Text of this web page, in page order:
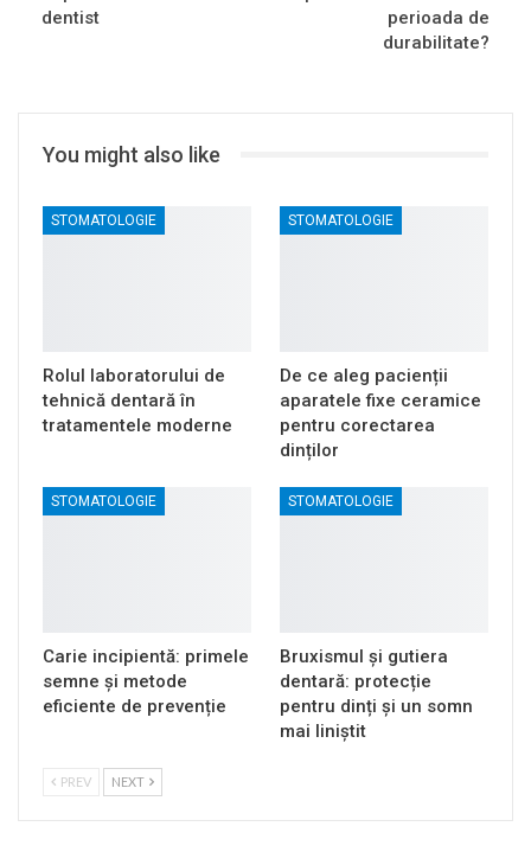
dentist
perioada de
durabilitate?
You might also like
STOMATOLOGIE
Rolul laboratorului de
tehnică dentară în
tratamentele moderne
STOMATOLOGIE
De ce aleg pacienții
aparatele fixe ceramice
pentru corectarea
dinților
STOMATOLOGIE
Carie incipientă: primele
semne și metode
eficiente de prevenție
STOMATOLOGIE
Bruxismul și gutiera
dentară: protecție
pentru dinți și un somn
mai liniștit
PREV NEXT